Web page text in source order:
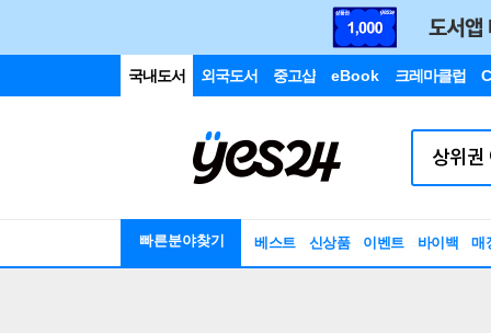
국내도서 외국도서 중고샵 eBook 크레마클럽
빠른분야찾기 베스트 신상품 이벤트 바이백 매